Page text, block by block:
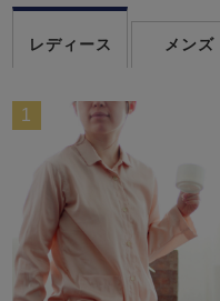
レディース メンズ
1